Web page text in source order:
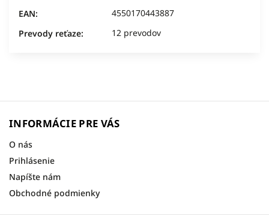
EAN:
4550170443887
Prevody reťaze: 12 prevodov
INFORMÁCIE PRE VÁS
O nás
Prihlásenie
Napíšte nám
Obchodné podmienky